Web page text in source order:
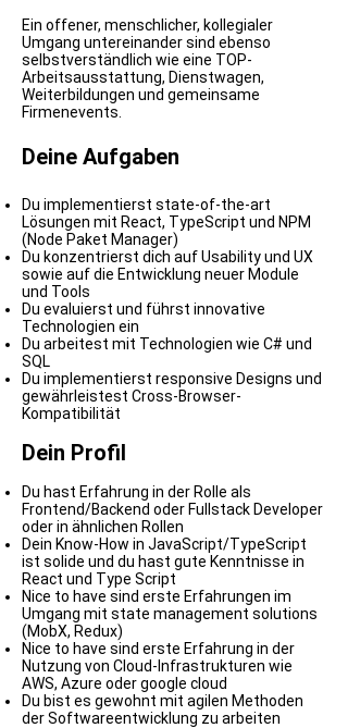
Ein offener, menschlicher, kollegialer
Umgang untereinander sind ebenso
selbstverständlich wie eine TOP-
Arbeitsausstattung, Dienstwagen,
Weiterbildungen und gemeinsame
Firmenevents.
Deine Aufgaben
Du implementierst state-of-the-art
Lösungen mit React, TypeScript und NPM
(Node Paket Manager)
Du konzentrierst dich auf Usability und UX
sowie auf die Entwicklung neuer Module
und Tools
Du evaluierst und führst innovative
Technologien ein
Du arbeitest mit Technologien wie C# und
SQL
Du implementierst responsive Designs und
gewährleistest Cross-Browser-
Kompatibilität
Dein Profil
Du hast Erfahrung in der Rolle als
Frontend/Backend oder Fullstack Developer
oder in ähnlichen Rollen
Dein Know-How in JavaScript/TypeScript
ist solide und du hast gute Kenntnisse in
React und Type Script
Nice to have sind erste Erfahrungen im
Umgang mit state management solutions
(MobX, Redux)
Nice to have sind erste Erfah­rung in der
Nutzung von Cloud-Infra­struk­turen wie
AWS, Azure oder google cloud
Du bist es gewohnt mit agilen Methoden
der Softwareentwicklung zu arbeiten